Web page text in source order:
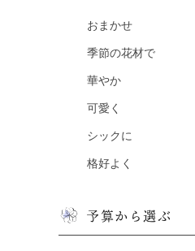
おまかせ
季節の花材で
華やか
可愛く
シックに
格好よく
予算から選ぶ